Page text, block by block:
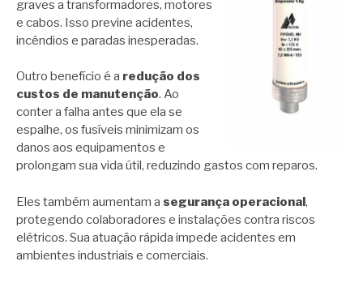
graves a transformadores, motores
e cabos. Isso previne acidentes,
incêndios e paradas inesperadas.
Outro benefício é a redução dos
custos de manutenção. Ao
conter a falha antes que ela se
espalhe, os fusíveis minimizam os
danos aos equipamentos e
prolongam sua vida útil, reduzindo gastos com reparos.
Eles também aumentam a segurança operacional,
protegendo colaboradores e instalações contra riscos
elétricos. Sua atuação rápida impede acidentes em
ambientes industriais e comerciais.